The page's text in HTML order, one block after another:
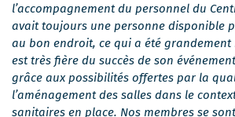
l’accompagnement du personnel du
avait toujours une personne disponible
au bon endroit, ce qui a été grandement
est très fière du succès de son
grâce aux possibilités offertes par la
l’aménagement des salles dans le
sanitaires en place. Nos membres se